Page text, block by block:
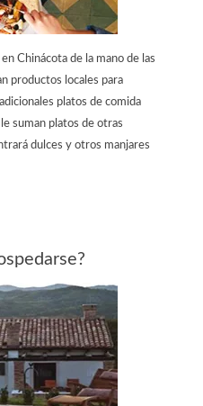
Chinácota de la mano de las
productos locales para
platos de comida
suman platos de otras
dulces y otros manjares